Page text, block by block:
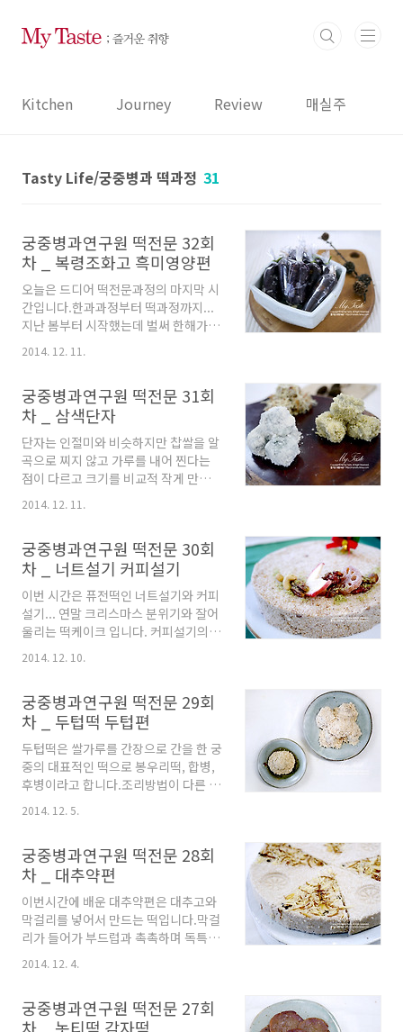
Kitchen Journey Review 매실주
Tasty Life/궁중병과 떡과정 31
궁중병과연구원 떡전문 32회
차 _ 복령조화고 흑미영양편
오늘은 드디어 떡전문과정의 마지막 시
간입니다.한과과정부터 떡과정까지...
지난 봄부터 시작했는데 벌써 한해가 다
가는 12월이에요... 마지막 떡수업은 한
약재가 들어가는 복령조화고와 흑미영
게도 강장제 이름으로 둔갑하여 엽기적
으로 팔리고 있습니다만... 사실은 규합
총서에 나오는 떡으로 백복령, 마, 검인
(가시연의 열매), 연자육 가루를 넣어
만든 떡을 말한답니다. 위아래에 거피
팥 고물을 묻혀 만드는 떡으로 약간 한
약재 냄새가 나지만 맛있는 떡이에요...
을때 선생님들께서 준비해주신 떡이었
는데 정말 맛있었던 기억이 납니다.마
지막 수업에 그 떡을 배우게 되니 처음
과 마지막을 흑미영양편으로 마무리 하
네요...ㅋㅋ 거피팥 고물을 만드는
중.....
2014. 12. 11.
궁중병과연구원 떡전문 31회
차 _ 삼색단자
단자는 인절미와 비슷하지만 찹쌀을 알
곡으로 찌지 않고 가루를 내어 찐다는
점이 다르고 크기를 비교적 작게 만듭니
다. 만드는 법은 찹쌀가루에 부재료를
섞어서 꽈리가 일도록 치대고 잘게 끊어
쑥구리, 석이, 대추, 은행, 곶감, 밤, 유
자, 감 단자 등으로 그 종류가 다양해진
답니다. 지지는 떡이 아닌데도 웃기 떡
으로 많이 사용했어요... 대추와 밤 채에
요... 아주 곱게 만들려면 밤같은 경우
채칼로 슬라이스한 다음 채를 썹니다.
선생님들께서 만드신 삼색단자... 대추
기 사진들은 궁중병과연구원의 선생님
들 작품을 촬영한 것이기 때문에 무단도
용하시면 안됩니다. 대추단자... 쑥구리
단자... 잣가루를 묻힌 석이단자... 고급
스러고 맛있습니다..
2014. 12. 11.
궁중병과연구원 떡전문 30회
차 _ 너트설기 커피설기
이번 시간은 퓨전떡인 너트설기와 커피
설기... 연말 크리스마스 분위기와 잘어
울리는 떡케이크 입니다. 커피설기의
물주기를 하고 있는 중이에요... 찜기에
편편히 잘 앉혀 주고... 설기 위에 얹을
설기... 완성된 너트설기... 선생님께서
만드신 커피설기에요... 아몬드 슬라이
스와 호두 정과로 이렇게 장식하셨네
요...크리스마스 분위기 나죠...??*하기
사진들은 궁중병과연구원의 선생님들
작품을 촬영한 것이기 때문에 무단도용
하시면 안됩니다. 이건 너트설기에요...
으로 멋지게 장식하셨답니다. 케이크
장식이 예뻐서 맘에 드네요... ^^ 커피
설기는 커피향이 그윽하게 도는 떡케이
크였구요... 너트설기는 고소하고 카스
테라 같은 맛이었답니다.올..
2014. 12. 10.
궁중병과연구원 떡전문 29회
차 _ 두텁떡 두텁편
두텁떡은 쌀가루를 간장으로 간을 한 궁
중의 대표적인 떡으로 봉우리떡, 합병,
후병이라고 합니다.조리방법이 다른 떡
에 비해 어렵고 맛이 좋아 떡중에 최고
의 떡으로 친답니다. 이번 시간에 배운
한판으로 만드는 두텁편이에요...들어
가는 재료들입니다. 두텁떡 고물인 거
피팥고물을 만드는 중이에요... 적당한
촉촉함을 유지하는게 포인트랍니다. 우
리조에서 만든 두텁편... 선생님께서 바
로 만든 두텁떡을 수저로 떠서 비닐포장
에 넣고 계시는데 두텁떡은 빨리 굳기
으라고 하시네요... 두텁편...*하기 사진
들은 궁중병과연구원의 선생님들 작품
2014. 12. 5.
궁중병과연구원 떡전문 28회
차 _ 대추약편
이번시간에 배운 대추약편은 대추고와
막걸리를 넣어서 만드는 떡입니다.막걸
리가 들어가 부드럽과 촉촉하며 독특한
향이 있는 맛이에요... 고명으로 밤채와
대추채, 석이채 등을 준비합니다. 다 쪄
시를 대고 다시 한 번 뒤집으면 이렇게
앞면이 위로 올라와요,., 반은 고명을 얹
2014. 12. 4.
궁중병과연구원 떡전문 27회